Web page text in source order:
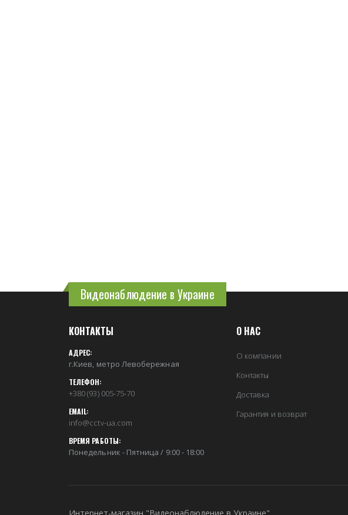
Видеонаблюдение в Украине
КОНТАКТЫ
АДРЕС:
г.Киев, метро Левобережная
ТЕЛЕФОН:
+380 (93) 005-75-70
EMAIL:
info@cctv-ua.com
ВРЕМЯ РАБОТЫ:
Понедельник - Пятница / 9:00 - 18:00
О НАС
О компании
Контакты
Доставка
Гарантия и возврат
Интернет-магазин "Видеонаблюдение в Украине"